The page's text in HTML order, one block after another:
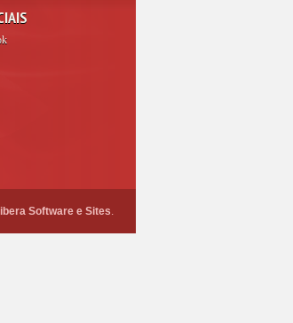
Software e Sites.